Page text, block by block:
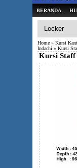
BERANDA
Home » Kursi
Indachi » Kursi
Kursi Staff